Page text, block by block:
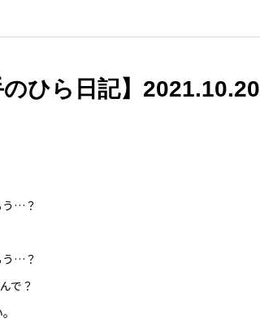
のひら日記】2021.10.20
う…？
う…？
で？